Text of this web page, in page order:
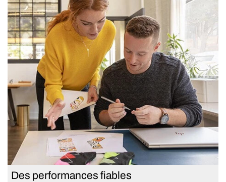
Des performances fiables